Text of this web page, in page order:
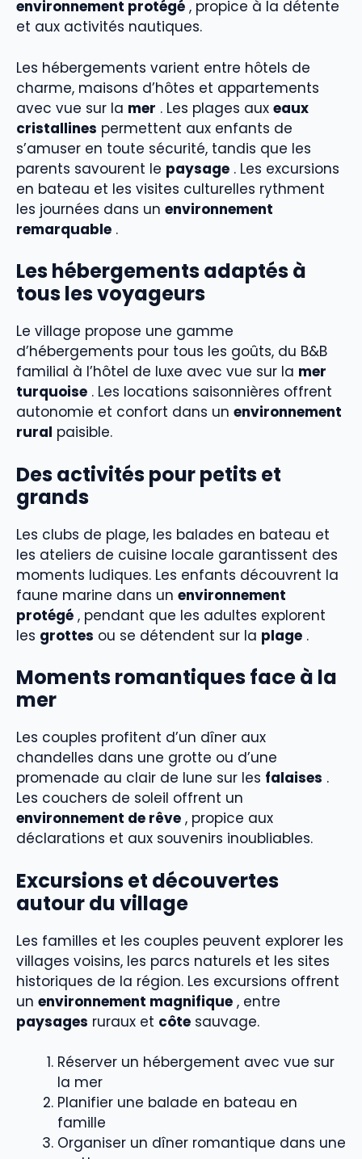
environnement protégé , propice à la détente
et aux activités nautiques.
Les hébergements varient entre hôtels de
charme, maisons d’hôtes et appartements
avec vue sur la mer . Les plages aux eaux
cristallines permettent aux enfants de
s’amuser en toute sécurité, tandis que les
parents savourent le paysage . Les excursions
en bateau et les visites culturelles rythment
les journées dans un environnement
remarquable .
Les hébergements adaptés à
tous les voyageurs
Le village propose une gamme
d’hébergements pour tous les goûts, du B&B
familial à l’hôtel de luxe avec vue sur la mer
turquoise . Les locations saisonnières offrent
autonomie et confort dans un environnement
rural paisible.
Des activités pour petits et
grands
Les clubs de plage, les balades en bateau et
les ateliers de cuisine locale garantissent des
moments ludiques. Les enfants découvrent la
faune marine dans un environnement
protégé , pendant que les adultes explorent
les grottes ou se détendent sur la plage .
Moments romantiques face à la
mer
Les couples profitent d’un dîner aux
chandelles dans une grotte ou d’une
promenade au clair de lune sur les falaises .
Les couchers de soleil offrent un
environnement de rêve , propice aux
déclarations et aux souvenirs inoubliables.
Excursions et découvertes
autour du village
Les familles et les couples peuvent explorer les
villages voisins, les parcs naturels et les sites
historiques de la région. Les excursions offrent
un environnement magnifique , entre
paysages ruraux et côte sauvage.
Réserver un hébergement avec vue sur
la mer
Planifier une balade en bateau en
famille
Organiser un dîner romantique dans une